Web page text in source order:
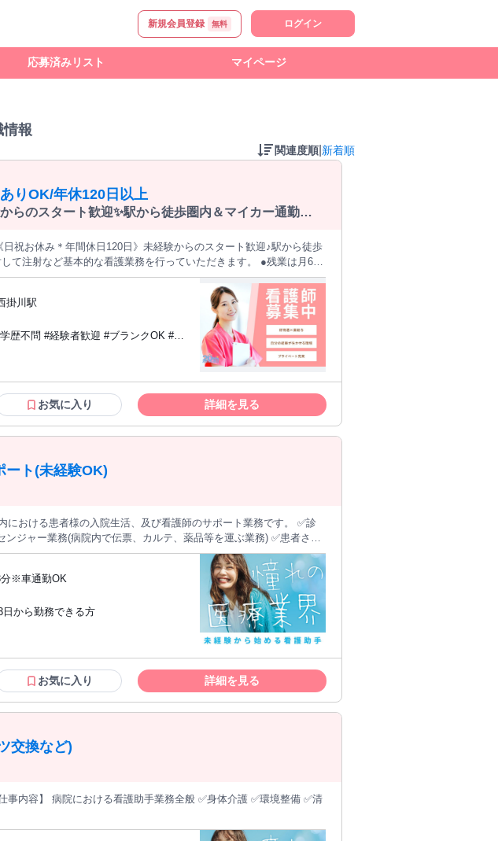
新規会員登録 無料 ログイン
応募済みリスト マイページ
情報
関連度順 新着順
りOK/年休120日以上
らのスタート歓迎✨駅から徒歩圏内＆マイカー通勤
祝お休み＊年間休日120日》未経験からのスタート歓迎♪駅から徒歩
いただけます♪ ●育児休業の取得実績があり、ライフステージに変
、リハビリテーション科、放射線科の診療を行う「あつみクリニッ
には、詳細をお話しいたしますので、是非お気軽にご連絡ください ☆ 受動喫煙防止項目：あり 【求人ID-GR1】
掛川駅
お気に入り 詳細を見る
ート(未経験OK)
ジャー業務(病院内で伝票、カルテ、薬品等を運ぶ業務) ✅患者さん
キング など 看護師の指示の下に、看護の専門的判断を要しない看護
家事経験をそのままお仕事に活かせます！ 無資格・未経験
がない方、必見！ 活躍できるお仕事があります。 基本的には看護
資格や経験がなくても始められます。 医
仕事のため、 患者さんやご家族の方から感謝の言葉を伝えられるこ
とも多く、 やりがいも感じられます。 研修制度や資格取得支援などサポートも充実！ ※病床数：210床
分※車通勤OK
から勤務できる方
お気に入り 詳細を見る
交換など)